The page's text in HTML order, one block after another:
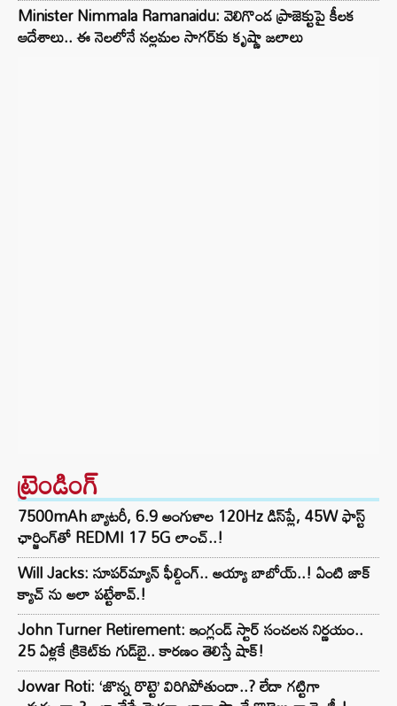
Minister Nimmala Ramanaidu: వెలిగొండ ప్రాజెక్టుపై కీలక
ఆదేశాలు.. ఈ నెలలోనే నల్లమల సాగర్‌కు కృష్ణా జలాలు
ట్రెండింగ్‌
7500mAh బ్యాటరీ, 6.9 అంగుళాల 120Hz డిస్‌ప్లే, 45W ఫాస్ట్
ఛార్జింగ్‌తో REDMI 17 5G లాంచ్..!
Will Jacks: సూపర్‌మ్యాన్ ఫీల్డింగ్.. అయ్యా బాబోయ్..! ఏంటి జాక్
క్యాచ్ ను అలా పట్టేశావ్.!
John Turner Retirement: ఇంగ్లండ్ స్టార్ సంచలన నిర్ణయం..
25 ఏళ్లకే క్రికెట్‌కు గుడ్‌బై.. కారణం తెలిస్తే షాక్!
Jowar Roti: ‘జొన్న రొట్టె’ విరిగిపోతుందా..? లేదా గట్టిగా